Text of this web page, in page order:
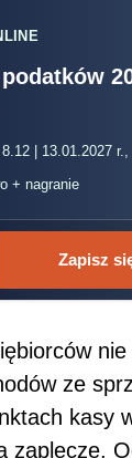
| 13.01.2027
+ nagranie
Zapisz
nie
ze
kasy
zaplecze.